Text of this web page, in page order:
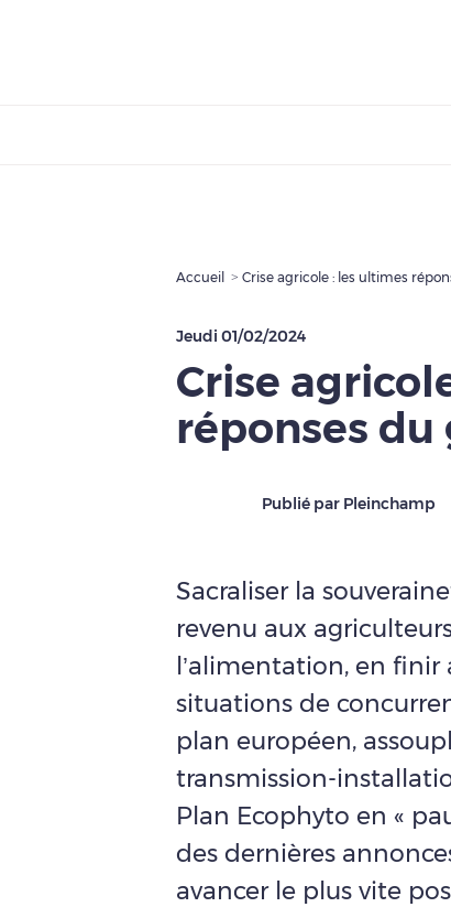
Accueil Crise agricole : les ultimes
Jeudi 01/02/2024
Crise
réponses
Publié par Pleinchamp
Sacraliser la
revenu aux
l’alimentation, en finir
situations de
plan européen,
transmission-
Plan Ecophyto en «
des dernières
avancer le plus vite